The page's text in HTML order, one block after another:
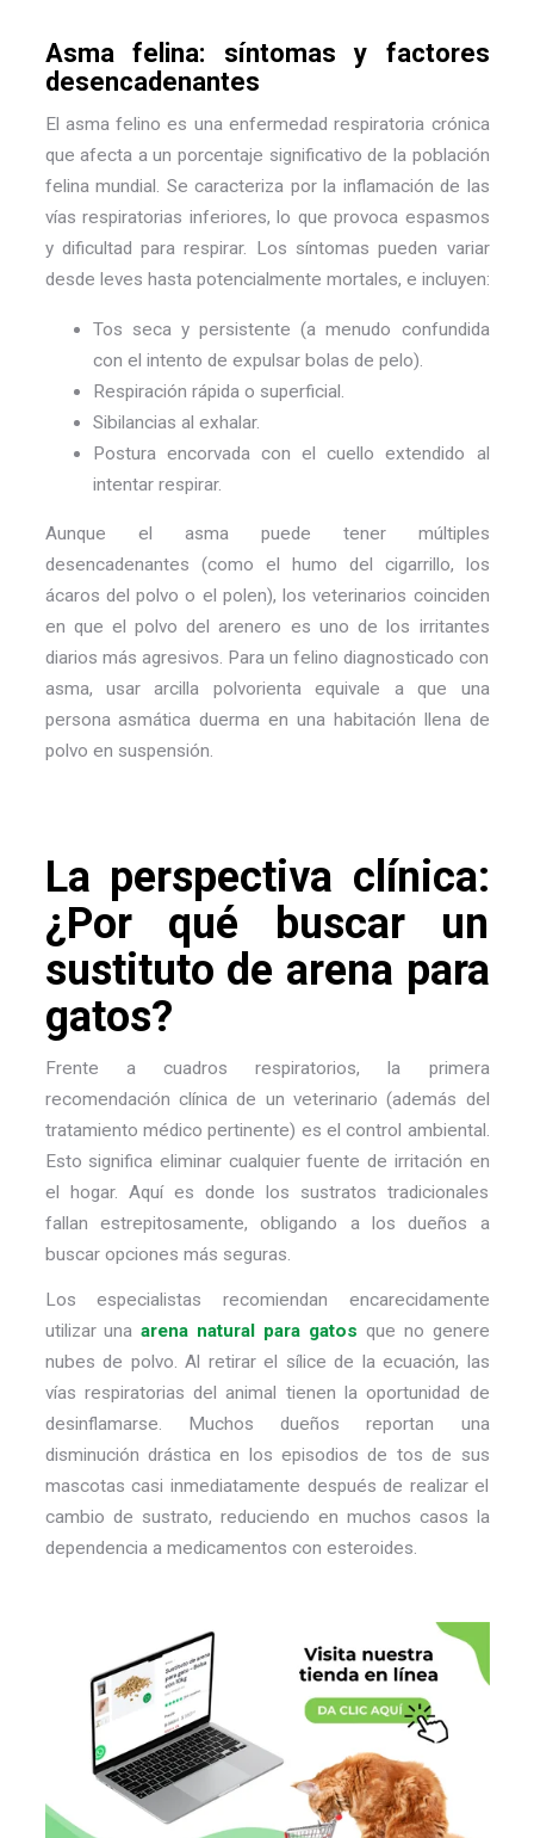
Asma felina: síntomas y factores
desencadenantes
El asma felino es una enfermedad respiratoria crónica
que afecta a un porcentaje significativo de la población
felina mundial. Se caracteriza por la inflamación de las
vías respiratorias inferiores, lo que provoca espasmos
y dificultad para respirar. Los síntomas pueden variar
desde leves hasta potencialmente mortales, e incluyen:
Tos seca y persistente (a menudo confundida
con el intento de expulsar bolas de pelo).
Respiración rápida o superficial.
Sibilancias al exhalar.
Postura encorvada con el cuello extendido al
intentar respirar.
Aunque el asma puede tener múltiples
desencadenantes (como el humo del cigarrillo, los
ácaros del polvo o el polen), los veterinarios coinciden
en que el polvo del arenero es uno de los irritantes
diarios más agresivos. Para un felino diagnosticado con
asma, usar arcilla polvorienta equivale a que una
persona asmática duerma en una habitación llena de
polvo en suspensión.
La perspectiva clínica:
¿Por qué buscar un
sustituto de arena para
gatos?
Frente a cuadros respiratorios, la primera
recomendación clínica de un veterinario (además del
tratamiento médico pertinente) es el control ambiental.
Esto significa eliminar cualquier fuente de irritación en
el hogar. Aquí es donde los sustratos tradicionales
fallan estrepitosamente, obligando a los dueños a
buscar opciones más seguras.
Los especialistas recomiendan encarecidamente
utilizar unaarena natural para gatos que no genere
nubes de polvo. Al retirar el sílice de la ecuación, las
vías respiratorias del animal tienen la oportunidad de
desinflamarse. Muchos dueños reportan una
disminución drástica en los episodios de tos de sus
mascotas casi inmediatamente después de realizar el
cambio de sustrato, reduciendo en muchos casos la
dependencia a medicamentos con esteroides.